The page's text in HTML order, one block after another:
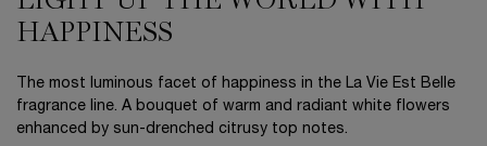
HAPPINESS
The most luminous facet of happiness in the La Vie Est Belle
fragrance line. A bouquet of warm and radiant white flowers
enhanced by sun-drenched citrusy top notes.